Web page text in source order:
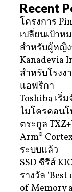
Recent
โครงการ
เปลี่ยนเป้าห
สำหรับผู้หญิ
Kanadevia
สำหรับโรง
แอฟริกา
Toshiba เริ่
ไมโครคอน
ตระกูล
Arm®
ระบบแล้ว
SSD ซีรีส์
รางวัล
of Memory